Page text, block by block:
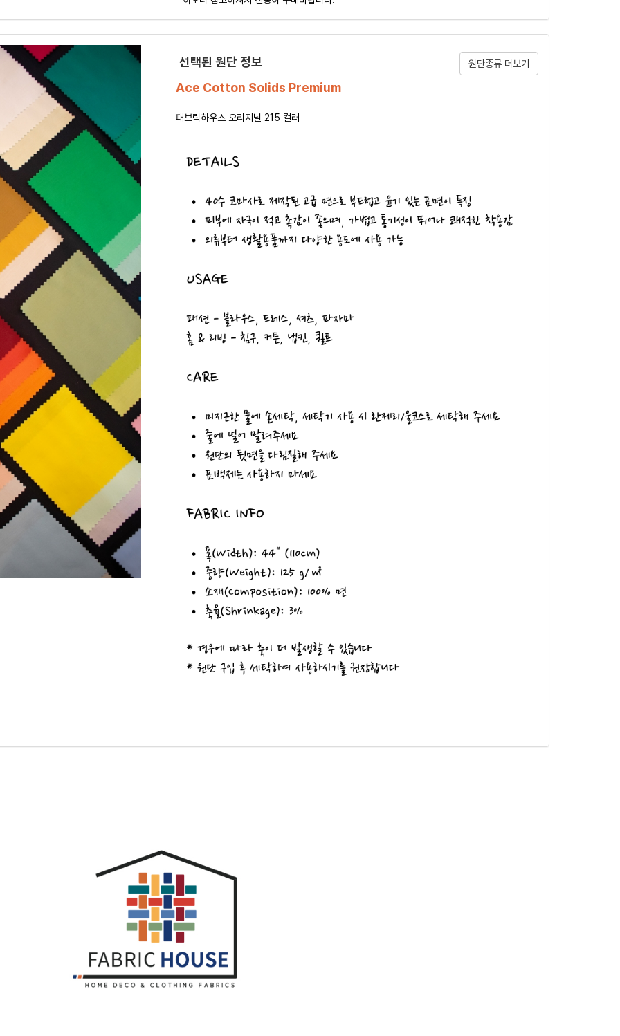
선택된 원단 정보 원단종류 더보기
Ace Cotton Solids Premium
패브릭하우스 오리지널 215 컬러